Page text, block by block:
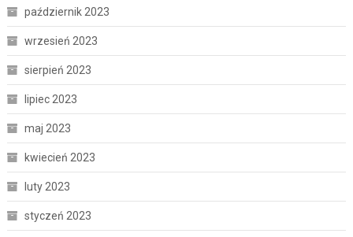
październik 2023
wrzesień 2023
sierpień 2023
lipiec 2023
maj 2023
kwiecień 2023
luty 2023
styczeń 2023